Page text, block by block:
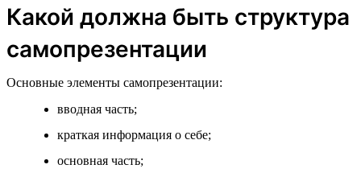
Какой должна быть структура
самопрезентации
Основные элементы самопрезентации:
вводная часть;
краткая информация о себе;
основная часть;